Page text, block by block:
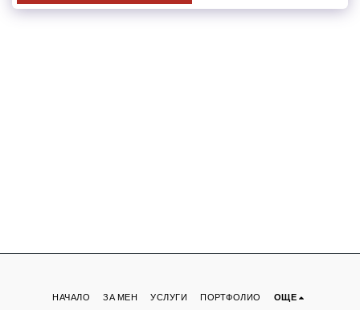
НАЧАЛО ЗА МЕН УСЛУГИ ПОРТФОЛИО ОЩЕ